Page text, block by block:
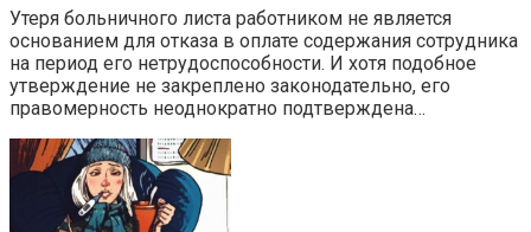
Утеря больничного листа работником не является
основанием для отказа в оплате содержания сотрудника
на период его нетрудоспособности. И хотя подобное
утверждение не закреплено законодательно, его
правомерность неоднократно подтверждена…